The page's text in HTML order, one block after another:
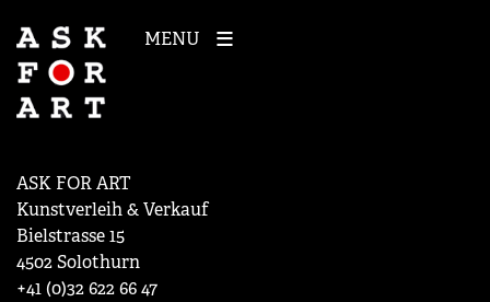
MENU
ASK FOR ART
Kunstverleih & Verkauf
Bielstrasse 15
4502 Solothurn
+41 (0)32 622 66 47